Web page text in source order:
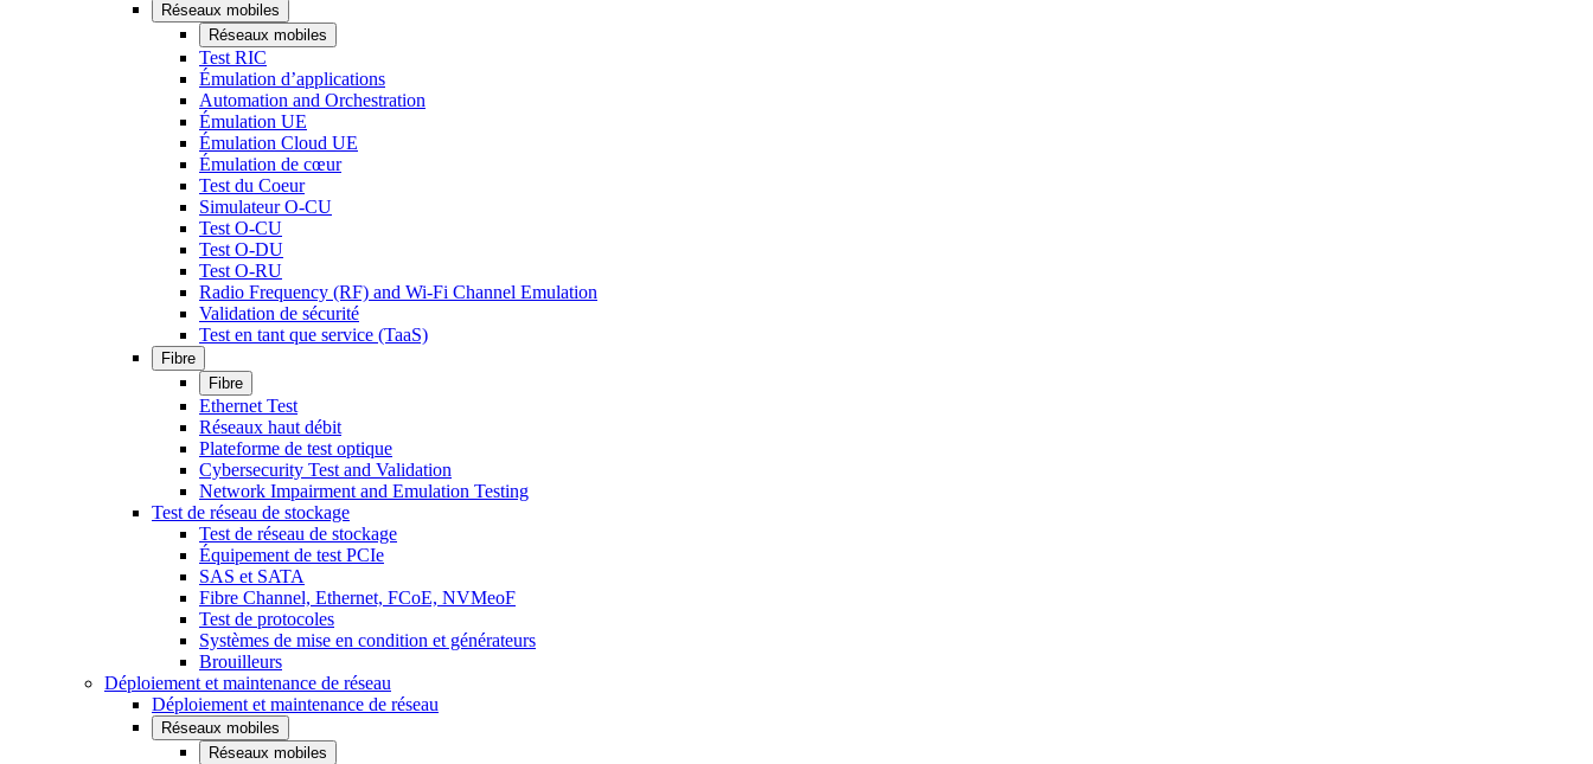
Réseaux mobiles
Réseaux mobiles
Test RIC
Émulation d’applications
Automation and Orchestration
Émulation UE
Émulation Cloud UE
Émulation de cœur
Test du Coeur
Simulateur O-CU
Test O-CU
Test O-DU
Test O-RU
Radio Frequency (RF) and Wi-Fi Channel Emulation
Validation de sécurité
Test en tant que service (TaaS)
Fibre
Fibre
Ethernet Test
Réseaux haut débit
Plateforme de test optique
Cybersecurity Test and Validation
Network Impairment and Emulation Testing
Test de réseau de stockage
Test de réseau de stockage
Équipement de test PCIe
SAS et SATA
Fibre Channel, Ethernet, FCoE, NVMeoF
Test de protocoles
Systèmes de mise en condition et générateurs
Brouilleurs
Déploiement et maintenance de réseau
Déploiement et maintenance de réseau
Réseaux mobiles
Réseaux mobiles